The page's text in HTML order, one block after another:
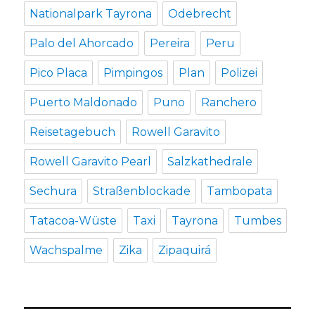
Nationalpark Tayrona Odebrecht
Palo del Ahorcado Pereira Peru
Pico Placa Pimpingos Plan Polizei
Puerto Maldonado Puno Ranchero
Reisetagebuch Rowell Garavito
Rowell Garavito Pearl Salzkathedrale
Sechura Straßenblockade Tambopata
Tatacoa-Wüste Taxi Tayrona Tumbes
Wachspalme Zika Zipaquirá